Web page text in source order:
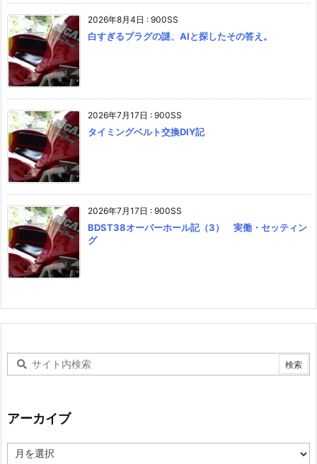
2026年8月4日 : 900SS
白すぎるプラグの謎、AIと探したその答え。
2026年7月17日 : 900SS
タイミングベルト交換DIY記
2026年7月17日 : 900SS
BDST38オーバーホール記（3） 実働・セッティン
グ
アーカイブ